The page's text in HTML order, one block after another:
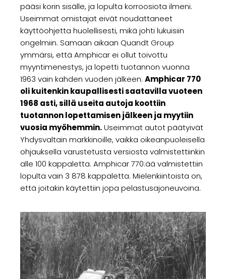
pääsi korin sisälle, ja lopulta korroosiota ilmeni.
Useimmat omistajat eivät noudattaneet
käyttöohjetta huolellisesti, mikä johti lukuisiin
ongelmiin. Samaan aikaan Quandt Group
ymmärsi, että Amphicar ei ollut toivottu
myyntimenestys, ja lopetti tuotannon vuonna
1963 vain kahden vuoden jälkeen. Amphicar 770
oli kuitenkin kaupallisesti saatavilla vuoteen
1968 asti, sillä useita autoja koottiin
tuotannon lopettamisen jälkeen ja myytiin
vuosia myöhemmin.Useimmat autot päätyivät
Yhdysvaltain markkinoille, vaikka oikeanpuoleisella
ohjauksella varustetusta versiosta valmistettiinkin
alle 100 kappaletta. Amphicar 770:ää valmistettiin
lopulta vain 3 878 kappaletta. Mielenkiintoista on,
että joitakin käytettiin jopa pelastusajoneuvoina.